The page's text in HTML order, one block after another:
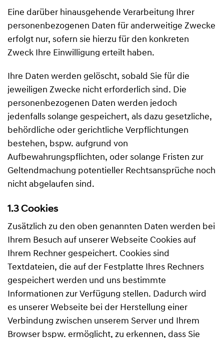
Eine darüber hinausgehende Verarbeitung Ihrer
personenbezogenen Daten für anderweitige Zwecke
erfolgt nur, sofern sie hierzu für den konkreten
Zweck Ihre Einwilligung erteilt haben.
Ihre Daten werden gelöscht, sobald Sie für die
jeweiligen Zwecke nicht erforderlich sind. Die
personenbezogenen Daten werden jedoch
jedenfalls solange gespeichert, als dazu gesetzliche,
behördliche oder gerichtliche Verpflichtungen
bestehen, bspw. aufgrund von
Aufbewahrungspflichten, oder solange Fristen zur
Geltendmachung potentieller Rechtsansprüche noch
nicht abgelaufen sind.
1.3 Cookies
Zusätzlich zu den oben genannten Daten werden bei
Ihrem Besuch auf unserer Webseite Cookies auf
Ihrem Rechner gespeichert. Cookies sind
Textdateien, die auf der Festplatte Ihres Rechners
gespeichert werden und uns bestimmte
Informationen zur Verfügung stellen. Dadurch wird
es unserer Webseite bei der Herstellung einer
Verbindung zwischen unserem Server und Ihrem
Browser bspw. ermöglicht, zu erkennen, dass Sie